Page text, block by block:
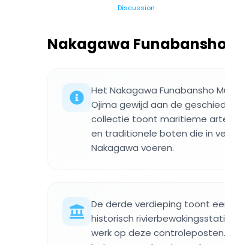
Discussion
Nakagawa
Het Nakagawa Funabansho
Ojima gewijd aan de
collectie toont maritieme
en traditionele boten die in
Nakagawa voeren.
De derde verdieping toont
historisch
werk op deze